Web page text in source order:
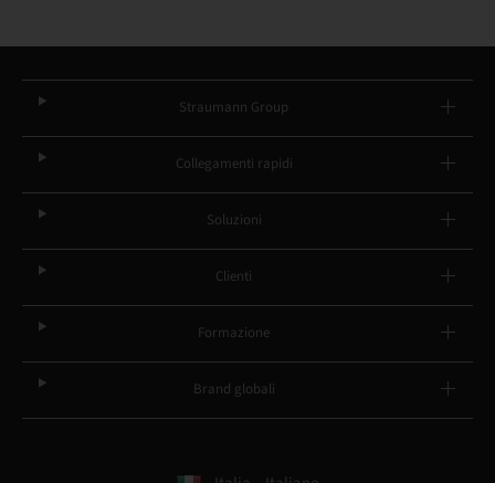
Straumann Group
Collegamenti rapidi
Soluzioni
Clienti
Formazione
Brand globali